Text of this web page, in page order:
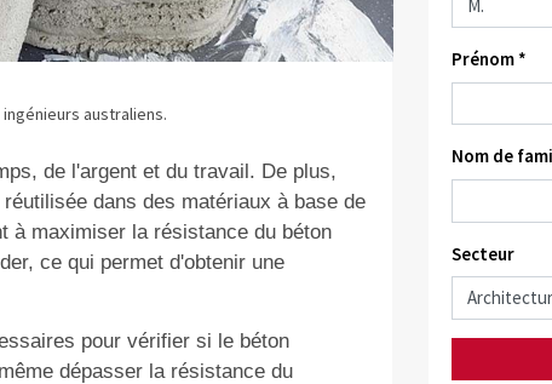
australiens.
de l'argent et du travail. De plus,
dans des matériaux à base de
à maximiser la résistance du béton
ce qui permet d'obtenir une
pour vérifier si le béton
dépasser la résistance du
Prénom *
Nom de
Secteur